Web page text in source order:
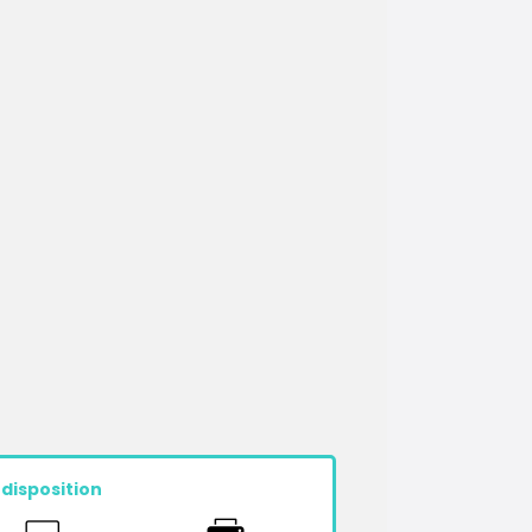
disposition